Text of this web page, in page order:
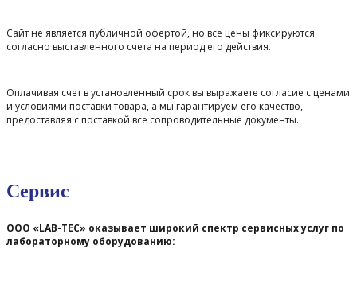
Сайт не является публичной офертой, но все цены фиксируются
согласно выставленного счета на период его действия.
Оплачивая счет в установленный срок вы выражаете согласие с ценами
и условиями поставки товара, а мы гарантируем его качество,
предоставляя с поставкой все сопроводительные документы.
Сервис
ООО «LAB-TEC» оказывает широкий спектр сервисных услуг по
лабораторному оборудованию: